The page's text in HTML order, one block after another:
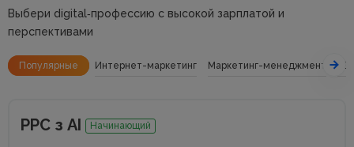
Выбери digital‑профессию с высокой зарплатой и
перспективами
Популярные Интернет-маркетинг Маркетинг-менеджмент
РРС з АІ Начинающий